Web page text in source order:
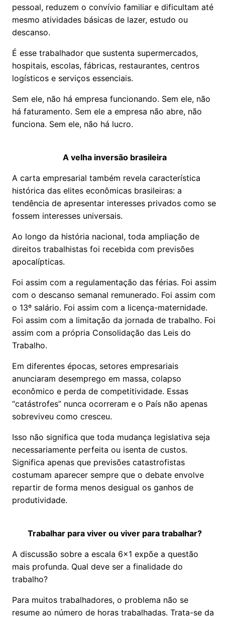
pessoal, reduzem o convívio familiar e dificultam até
mesmo atividades básicas de lazer, estudo ou
descanso.
É esse trabalhador que sustenta supermercados,
hospitais, escolas, fábricas, restaurantes, centros
logísticos e serviços essenciais.
Sem ele, não há empresa funcionando. Sem ele, não
há faturamento. Sem ele a empresa não abre, não
funciona. Sem ele, não há lucro.
A velha inversão brasileira
A carta empresarial também revela característica
histórica das elites econômicas brasileiras: a
tendência de apresentar interesses privados como se
fossem interesses universais.
Ao longo da história nacional, toda ampliação de
direitos trabalhistas foi recebida com previsões
apocalípticas.
Foi assim com a regulamentação das férias. Foi assim
com o descanso semanal remunerado. Foi assim com
o 13º salário. Foi assim com a licença-maternidade.
Foi assim com a limitação da jornada de trabalho. Foi
assim com a própria Consolidação das Leis do
Trabalho.
Em diferentes épocas, setores empresariais
anunciaram desemprego em massa, colapso
econômico e perda de competitividade. Essas
“catástrofes” nunca ocorreram e o País não apenas
sobreviveu como cresceu.
Isso não significa que toda mudança legislativa seja
necessariamente perfeita ou isenta de custos.
Significa apenas que previsões catastrofistas
costumam aparecer sempre que o debate envolve
repartir de forma menos desigual os ganhos de
produtividade.
Trabalhar para viver ou viver para trabalhar?
A discussão sobre a escala 6x1 expõe a questão
mais profunda. Qual deve ser a finalidade do
trabalho?
Para muitos trabalhadores, o problema não se
resume ao número de horas trabalhadas. Trata-se da